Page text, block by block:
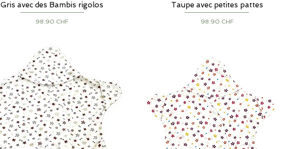
Aperçu rapide
Gris avec des Bambis rigolos
Prix
98.90 CHF
Aperçu rapide
Taupe avec petites pattes
Prix
98.90 CHF